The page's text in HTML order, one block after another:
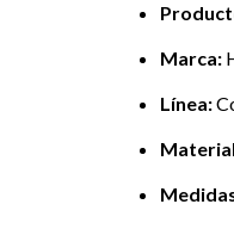
Marca:
Línea: